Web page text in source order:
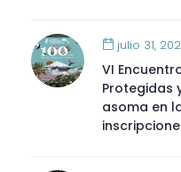
VI
Protegidas
asoma en
julio 31,